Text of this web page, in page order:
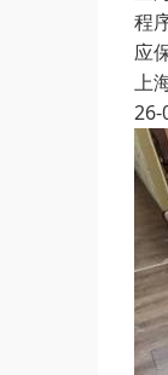
程
应
上
26-